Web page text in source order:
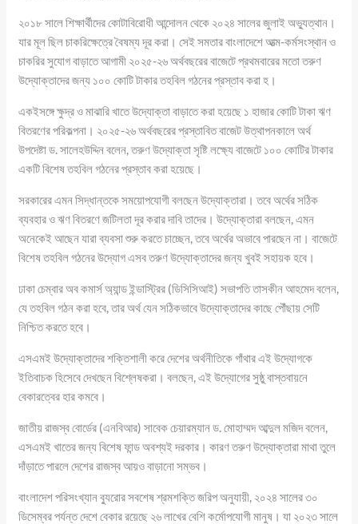
২০১৮ সালে শিক্ষার্থীদের কোটাবিরোধী আন্দোলন থেকে ২০২৪ সালের জুলাই অভ্যুত্থান।
যার মূল ছিল চাকরিক্ষেত্রে বৈষম্য দূর করা। সেই সমতার বাংলাদেশে আত্ম-কর্মসংস্থান ও
চাকরির সুযোগ বাড়াতে আগামী ২০২৫-২৬ অর্থবছরের বাজেটে প্রথমবারের মতো তরুণ
উদ্যোক্তাদের জন্য ১০০ কোটি টাকার তহবিল গঠনের প্রস্তাব করা হ।
একইসঙ্গে ক্ষুদ্র ও মাঝারি খাতে উদ্যোক্তা বাড়াতে করা হয়েছে ১ হাজার কোটি টাকা ঋণ
বিতরণের পরিকল্পনা। ২০২৫-২৬ অর্থবছরের প্রস্তাবিত বাজেট উত্থাপনকালে অর্থ
উপদেষ্টা ড. সালেহউদ্দিন বলেন, তরুণ উদ্যোক্তা সৃষ্টি লক্ষ্যে বাজেটে ১০০ কোটির টাকার
একটি বিশেষ তহবিল গঠনের প্রস্তাব করা হয়েছে।
সরকারের এমন সিদ্ধান্তকে সময়োপযোগী বলছেন উদ্যোক্তারা। তবে অর্থের সঠিক
ব্যবহার ও ঋণ বিতরণে জটিলতা দূর করার দাবি তাদের। উদ্যোক্তারা বলছেন, এমন
অনেকেই আছেন যারা ব্যবসা শুরু করতে চাচ্ছেন, তবে অর্থের অভাবে পারছেন না। বাজেটে
বিশেষ তহবিল গঠনের উদ্যোগ এসব তরুণ উদ্যোক্তাদের জন্য খুবই সহায়ক হবে।
ঢাকা চেম্বার অব কমার্স অ্যান্ড ইন্ডাস্ট্রির (ডিসিসিআই) সভাপতি তাসকীন আহমেদ বলেন,
যে তহবিল গঠন করা হবে, তার অর্থ যেন সঠিকভাবে উদ্যোক্তাদের কাছে পৌঁছায় সেটি
নিশ্চিত করতে হবে।
এসএমই উদ্যোক্তাদের শক্তিশালী করে দেশের অর্থনীতিকে গাঁথার এই উদ্যোগকে
ইতিবাচক হিসেবে দেখছেন বিশ্লেষকরা। বলছেন, এই উদ্যোগের সুষ্ঠু বাস্তবায়নে
বেকারত্বের হার কমবে।
জাতীয় রাজস্ব বোর্ডের (এনবিআর) সাবেক চেয়ারম্যান ড. মোহাম্মদ আব্দুল মজিদ বলেন,
এসএমই খাতের জন্য বিশেষ ফান্ড অবশ্যই দরকার। কারণ তরুণ উদ্যোক্তারা মাথা তুলে
দাঁড়াতে পারলে দেশের রাজস্ব আয়ও বাড়ানো সম্ভব।
বাংলাদেশ পরিসংখ্যান ব্যুরোর সবশেষ শ্রমশক্তি জরিপ অনুযায়ী, ২০২৪ সালের ৩০
ডিসেম্বর পর্যন্ত দেশে বেকার রয়েছে ২৬ লাখের বেশি কর্মোপযোগী মানুষ। যা ২০২৩ সালে